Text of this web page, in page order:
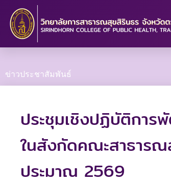
content
ข่าวประชาสัมพันธ์
ประชุมเชิงปฏิบัติกา
ในสังกัดคณะสาธารณ
ประมาณ 2569